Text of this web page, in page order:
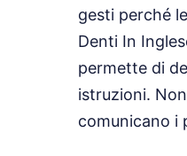
gesti perché
Denti In
permette di
istruzioni.
comunicano i